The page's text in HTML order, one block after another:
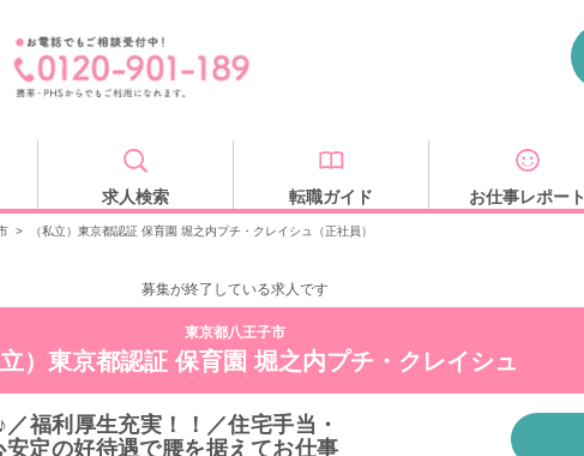
求人検索 転職ガイド お仕事レポート
> （私立）東京都認証 保育園 堀之内プチ・クレイシュ（正社員）
募集が終了している求人です
東京都八王子市
立）東京都認証 保育園 堀之内プチ・クレイシュ
／福利厚生充実！！／住宅手当・
定の好待遇で腰を据えてお仕事